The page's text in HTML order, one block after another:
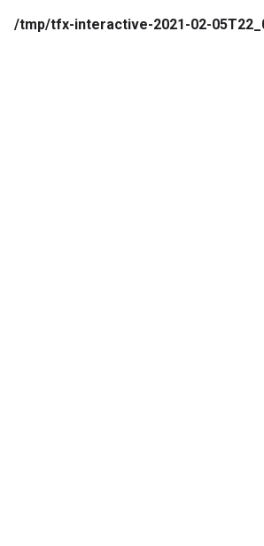
/tmp/tfx-interactive-2021-02-